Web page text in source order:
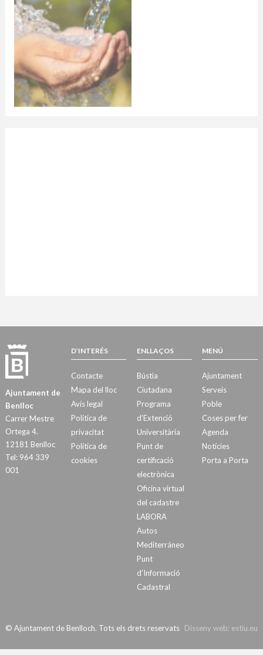
Ajuntament de
Benlloc
Carrer Mestre
Ortega 4.
12181 Benlloc
Tel: 964 339
001
D’INTERÉS
Contacte
Mapa del lloc
Avís legal
Política de
privacitat
Política de
cookies
ENLLAÇOS
Bústia
Ciutadana
Programa
d’Extenció
Universitària
Punt de
certificació
electrònica
Oficina virtual
del cadastre
LABORA
Autos
Mediterráneo
Punt
d’Informació
Cadastral
MENÚ
Ajuntament
Serveis
Poble
Coses per fer
Agenda
Notícies
Porta a Porta
Disseny web: estiu.eu
© Ajuntament de Benlloch. Tots els drets reservats